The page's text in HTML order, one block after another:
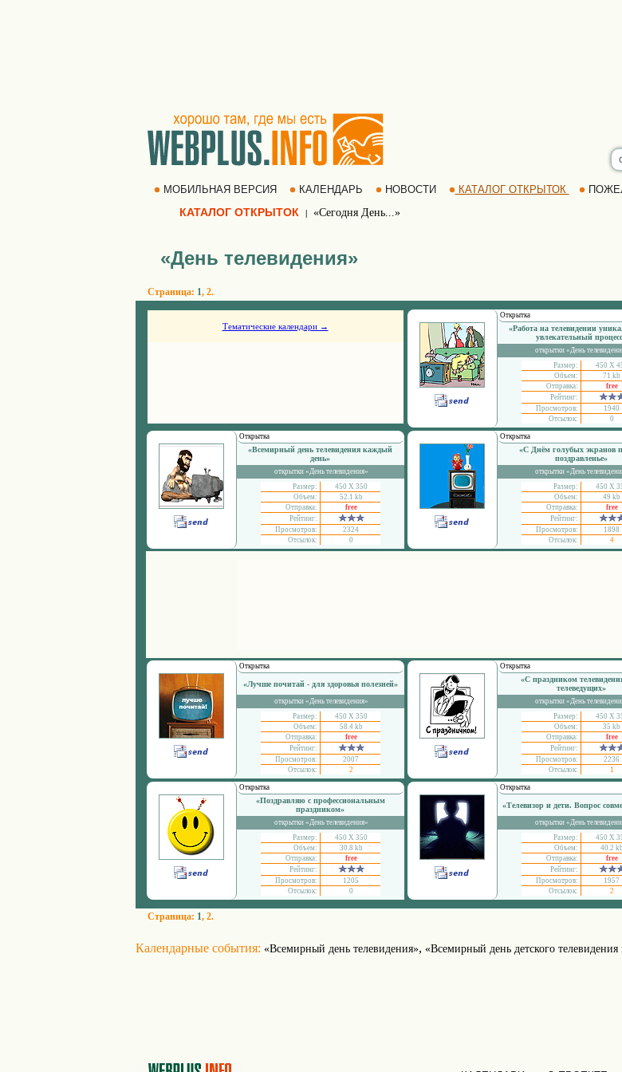
МОБИЛЬНАЯ ВЕРСИЯ КАЛЕНДАРЬ НОВОСТИ КАТАЛОГ ОТКРЫТОК
КАТАЛОГ ОТКРЫТОК | «Сегодня День...»
«День телевидения»
Страница: 1, 2.
Тематические календари →
Открытка
«Работа на телевидении
увлекательный
открытки «День
Размер:
450 Х
Объем:
71 kb
Отправка:
free
Рейтинг:
Просмотров:
1940
Отсылок:
0
Открытка
«Всемирный день телевидения каждый
день»
открытки «День телевидения»
Размер:
450 Х 350
Объем:
52.1 kb
Отправка:
free
Рейтинг:
Просмотров:
2324
Отсылок:
0
Открытка
«С Днём голубых экранов
поздравленье»
открытки «День
Размер:
450 Х
Объем:
49 kb
Отправка:
free
Рейтинг:
Просмотров:
1898
Отсылок:
4
Открытка
«Лучше почитай - для здоровья полезней»
открытки «День телевидения»
Размер:
450 Х 350
Объем:
58.4 kb
Отправка:
free
Рейтинг:
Просмотров:
2007
Отсылок:
2
Открытка
«С праздником
телеведущих»
открытки «День
Размер:
450 Х
Объем:
35 kb
Отправка:
free
Рейтинг:
Просмотров:
2236
Отсылок:
1
Открытка
«Поздравляю с профессиональным
праздником»
открытки «День телевидения»
Размер:
450 Х 350
Объем:
30.8 kb
Отправка:
free
Рейтинг:
Просмотров:
1205
Отсылок:
0
Открытка
«Телевизор и дети. Вопрос
открытки «День
Размер:
450 Х
Объем:
40.2 kb
Отправка:
free
Рейтинг:
Просмотров:
1957
Отсылок:
2
Страница: 1, 2.
Календарные события: «Всемирный день телевидения», «Всемирный день детского